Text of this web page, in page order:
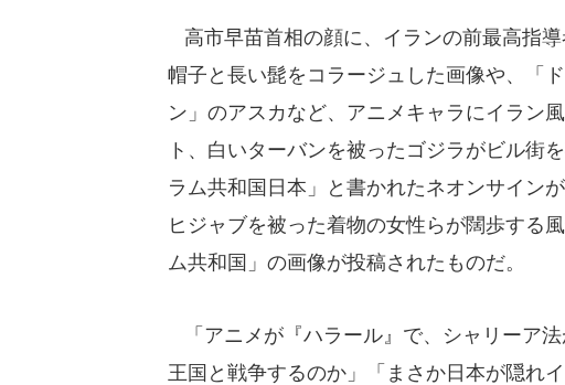
高市早苗首相の顔に、イランの前最高指
帽子と長い髭をコラージュした画像や、「
ン」のアスカなど、アニメキャラにイラン
ト、白いターバンを被ったゴジラがビル街
ラム共和国日本」と書かれたネオンサイン
ヒジャブを被った着物の女性らが闊歩する
ム共和国」の画像が投稿されたものだ。
「アニメが『ハラール』で、シャリーア
王国と戦争するのか」「まさか日本が隠れ